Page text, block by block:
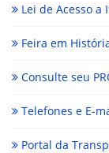
Lei de Acesso a
Feira em
Consulte seu
Telefones e E-
Portal da